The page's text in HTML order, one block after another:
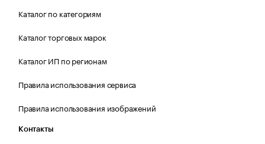
Каталог по категориям
Каталог торговых марок
Каталог ИП по регионам
Правила использования сервиса
Правила использования изображений
Контакты